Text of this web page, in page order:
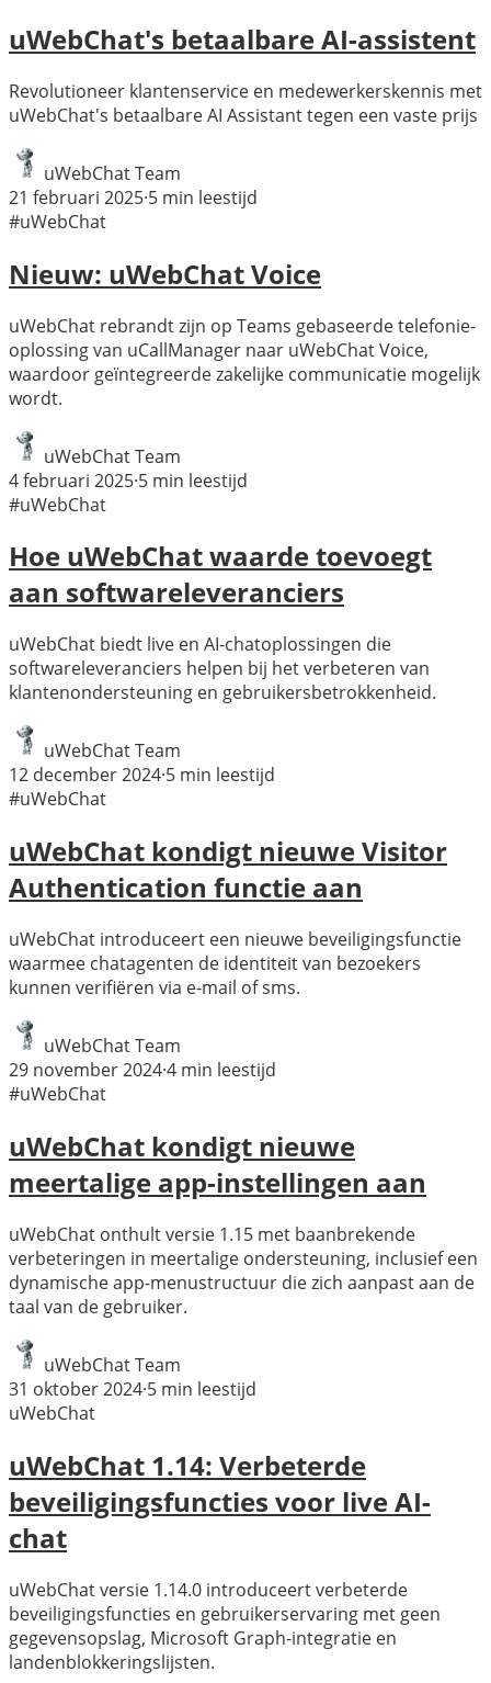
uWebChat's betaalbare AI-assistent
Revolutioneer klantenservice en medewerkerskennis met
uWebChat's betaalbare AI Assistant tegen een vaste prijs
uWebChat Team
21 februari 2025·5 min leestijd
#uWebChat
Nieuw: uWebChat Voice
uWebChat rebrandt zijn op Teams gebaseerde telefonie-
oplossing van uCallManager naar uWebChat Voice,
waardoor geïntegreerde zakelijke communicatie mogelijk
wordt.
uWebChat Team
4 februari 2025·5 min leestijd
#uWebChat
Hoe uWebChat waarde toevoegt
aan softwareleveranciers
uWebChat biedt live en AI-chatoplossingen die
softwareleveranciers helpen bij het verbeteren van
klantenondersteuning en gebruikersbetrokkenheid.
uWebChat Team
12 december 2024·5 min leestijd
#uWebChat
uWebChat kondigt nieuwe Visitor
Authentication functie aan
uWebChat introduceert een nieuwe beveiligingsfunctie
waarmee chatagenten de identiteit van bezoekers
kunnen verifiëren via e-mail of sms.
uWebChat Team
29 november 2024·4 min leestijd
#uWebChat
uWebChat kondigt nieuwe
meertalige app-instellingen aan
uWebChat onthult versie 1.15 met baanbrekende
verbeteringen in meertalige ondersteuning, inclusief een
dynamische app-menustructuur die zich aanpast aan de
taal van de gebruiker.
uWebChat Team
31 oktober 2024·5 min leestijd
uWebChat
uWebChat 1.14: Verbeterde
beveiligingsfuncties voor live AI-
chat
uWebChat versie 1.14.0 introduceert verbeterde
beveiligingsfuncties en gebruikerservaring met geen
gegevensopslag, Microsoft Graph-integratie en
landenblokkeringslijsten.